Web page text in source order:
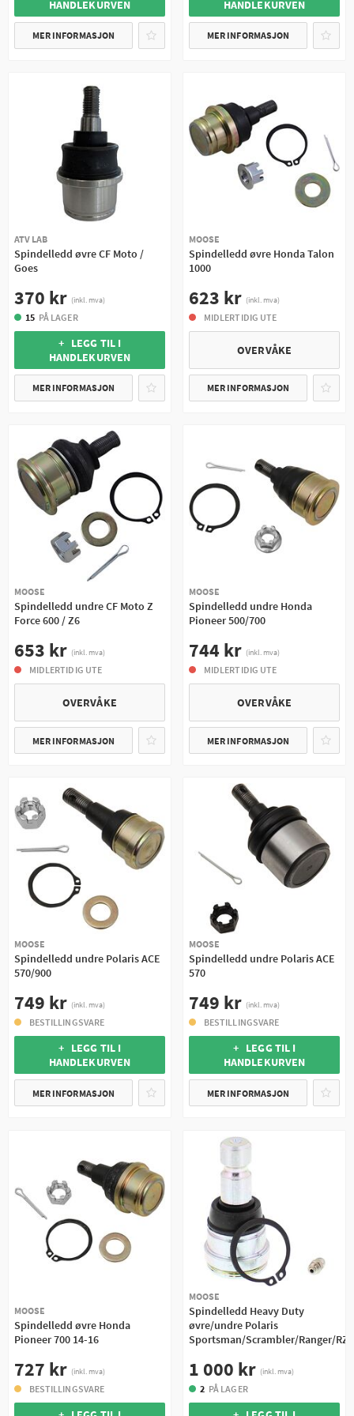
HANDLEKURVEN
MER INFORMASJON
HANDLEKURVEN
MER INFORMASJON
ATV LAB
Spindelledd øvre CF Moto /
Goes
370 kr (inkl. mva)
15 PÅ LAGER
+ LEGG TIL I
HANDLEKURVEN
MER INFORMASJON
MOOSE
Spindelledd øvre Honda Talon
1000
623 kr (inkl. mva)
MIDLERTIDIG UTE
OVERVÅKE
MER INFORMASJON
MOOSE
Spindelledd undre CF Moto Z
Force 600 / Z6
653 kr (inkl. mva)
MIDLERTIDIG UTE
OVERVÅKE
MER INFORMASJON
MOOSE
Spindelledd undre Honda
Pioneer 500/700
744 kr (inkl. mva)
MIDLERTIDIG UTE
OVERVÅKE
MER INFORMASJON
MOOSE
Spindelledd undre Polaris ACE
570/900
749 kr (inkl. mva)
BESTILLINGSVARE
+ LEGG TIL I
HANDLEKURVEN
MER INFORMASJON
MOOSE
Spindelledd undre Polaris ACE
570
749 kr (inkl. mva)
BESTILLINGSVARE
+ LEGG TIL I
HANDLEKURVEN
MER INFORMASJON
MOOSE
Spindelledd øvre Honda
Pioneer 700 14-16
727 kr (inkl. mva)
BESTILLINGSVARE
MOOSE
Spindelledd Heavy Duty
øvre/undre Polaris
Sportsman/Scrambler/Ranger/
1 000 kr (inkl. mva)
2 PÅ LAGER